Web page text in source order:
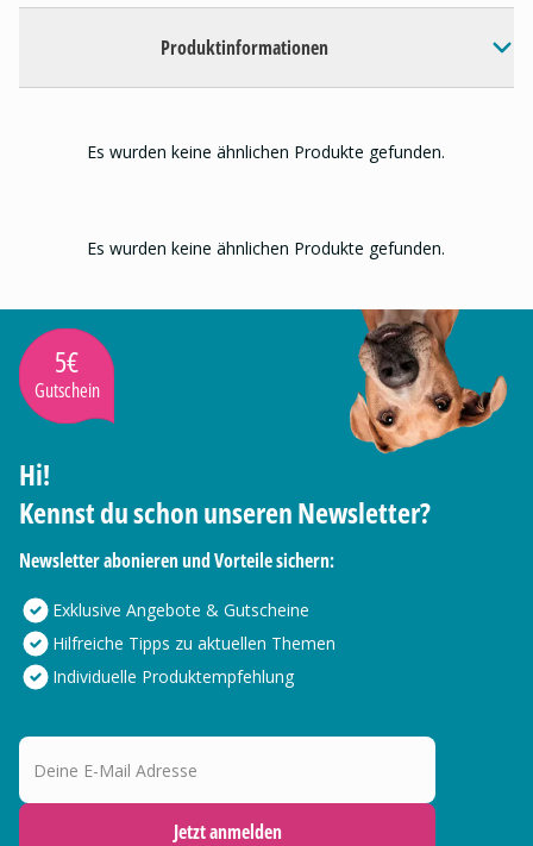
Produktinformationen
Es wurden keine ähnlichen Produkte gefunden.
Es wurden keine ähnlichen Produkte gefunden.
5€
Gutschein
Hi!
Kennst du schon unseren Newsletter?
Newsletter abonieren und Vorteile sichern:
Exklusive Angebote & Gutscheine
Hilfreiche Tipps zu aktuellen Themen
Individuelle Produktempfehlung
Deine E-Mail Adresse
Jetzt anmelden